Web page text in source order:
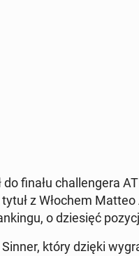
finału chal­lengera
z Włochem
o dziesięć
który dzięki